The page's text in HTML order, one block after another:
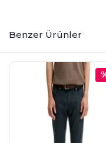
Benzer Ürünler